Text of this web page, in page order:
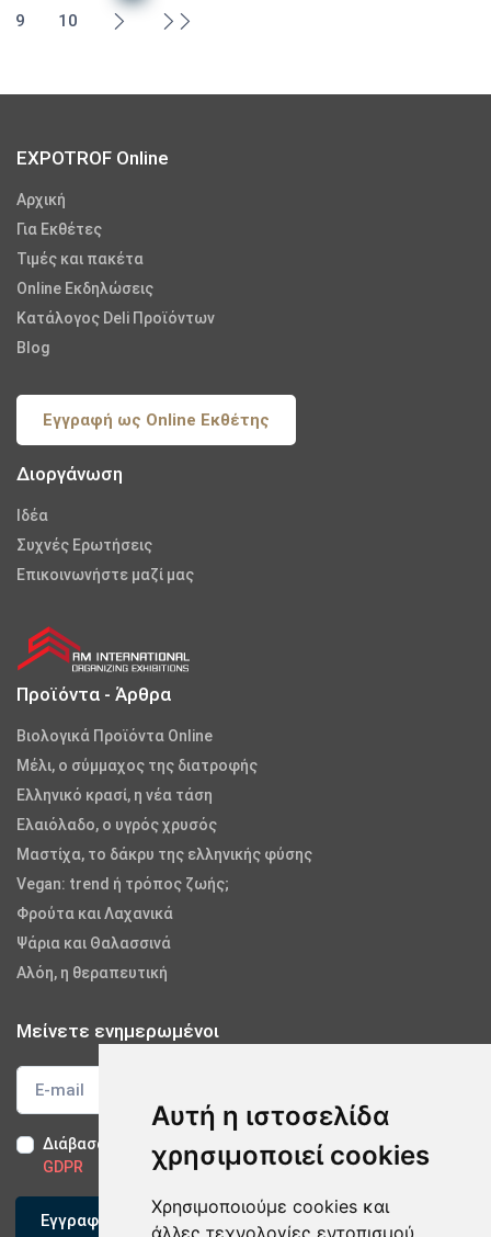
Αυτή η ιστοσελίδα
χρησιμοποιεί cookies
Χρησιμοποιούμε cookies και
άλλες τεχνολογίες εντοπισμού
9 10
EXPOTROF Online
Αρχική
Για Εκθέτες
Τιμές και πακέτα
Online Εκδηλώσεις
Κατάλογος Deli Προϊόντων
Blog
Εγγραφή ως Online Εκθέτης
Διοργάνωση
Iδέα
Συχνές Ερωτήσεις
Επικοινωνήστε μαζί μας
Προϊόντα - Άρθρα
Βιολογικά Προϊόντα Online
Μέλι, ο σύμμαχος της διατροφής
Ελληνικό κρασί, η νέα τάση
Ελαιόλαδο, ο υγρός χρυσός
Μαστίχα, το δάκρυ της ελληνικής φύσης
Vegan: trend ή τρόπος ζωής;
Φρούτα και Λαχανικά
Ψάρια και Θαλασσινά
Αλόη, η θεραπευτική
Μείνετε ενημερωμένοι
Διάβασα και αποδέχομαι τους Όρους Χρήσης -
Δήλωση
GDPR
Εγγραφείτε